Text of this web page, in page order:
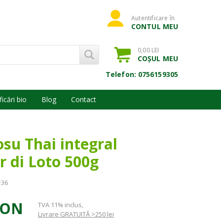
Autentificare în
CONTUL MEU
0,00 LEI
COȘUL MEU
Telefon: 0756159305
bio Blog Contact
Thai integral
di Loto 500g
TVA 11% inclus,
Livrare GRATUITĂ >250 lei